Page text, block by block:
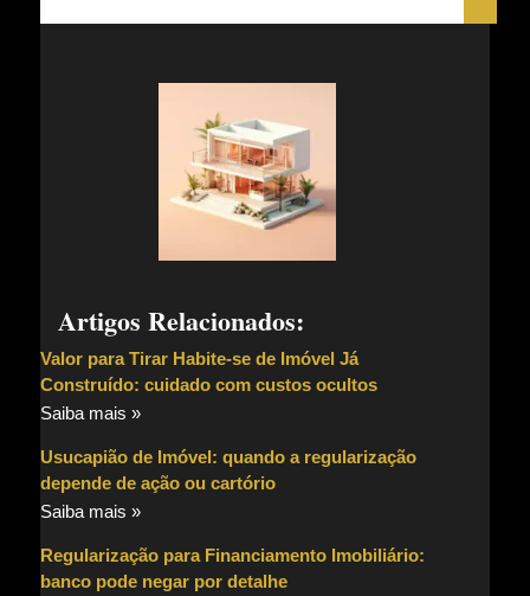
Artigos Relacionados:
Valor para Tirar Habite-se de Imóvel Já
Construído: cuidado com custos ocultos
Saiba mais »
Usucapião de Imóvel: quando a regularização
depende de ação ou cartório
Saiba mais »
Regularização para Financiamento Imobiliário:
banco pode negar por detalhe